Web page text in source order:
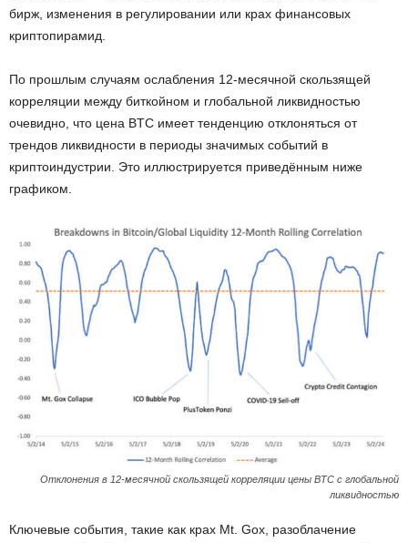
бирж, изменения в регулировании или крах финансовых
криптопирамид.
По прошлым случаям ослабления 12-месячной скользящей
корреляции между биткойном и глобальной ликвидностью
очевидно, что цена BTC имеет тенденцию отклоняться от
трендов ликвидности в периоды значимых событий в
криптоиндустрии. Это иллюстрируется приведённым ниже
графиком.
Отклонения в 12-месячной скользящей корреляции цены BTC с глобальной
ликвидностью
Ключевые события, такие как крах Mt. Gox, разоблачение